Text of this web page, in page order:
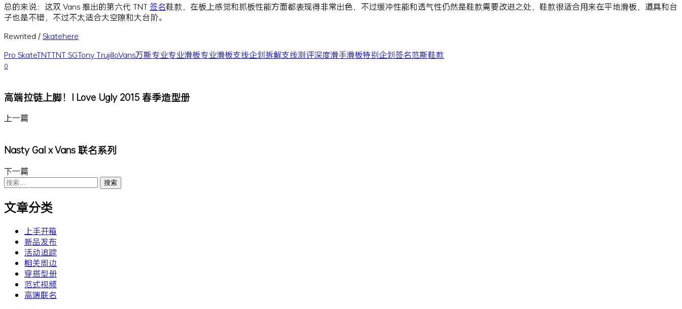
总的来说：这双 Vans 推出的第六代 TNT签名鞋款，在板上感觉和抓板性能方面都表现得非常出色，不过缓冲性能和透气性仍然是鞋款需要改进之处，鞋款很适合用来在平地滑板，道具和台
子也是不错，不过不太适合大空隙和大台阶。
Rewrited /Skatehere
Pro SkateTNTTNT SGTony TrujilloVans万斯专业专业滑板专业滑板支线企划拆解支线测评深度滑手滑板特别企划签名范斯鞋款
0
高端拉链上脚！I Love Ugly 2015 春季造型册
上一篇
Nasty Gal x Vans 联名系列
下一篇
搜
索：
文章分类
上手开箱
新品发布
活动追踪
相关周边
穿搭型册
范式视频
高端联名